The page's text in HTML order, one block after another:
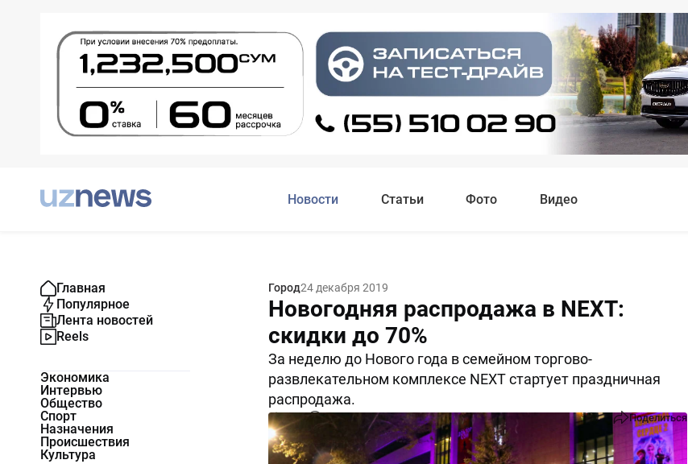
Новости Статьи Фото Видео
Главная
Популярное
Лента новостей
Reels
Экономика
Интервью
Общество
Спорт
Назначения
Происшествия
Культура
Город24 декабря 2019
Новогодняя распродажа в NEXT:
скидки до 70%
За неделю до Нового года в семейном торгово-
развлекательном комплексе NEXT стартует праздничная
распродажа.
4285 0 Поделиться